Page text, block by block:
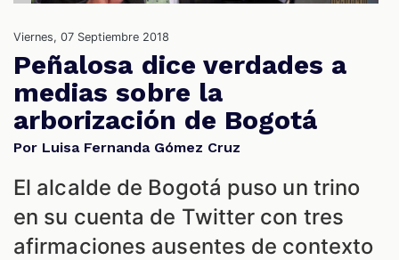
Viernes, 07 Septiembre 2018
Peñalosa dice verdades a
medias sobre la
arborización de Bogotá
Por Luisa Fernanda Gómez Cruz
El alcalde de Bogotá puso un trino
en su cuenta de Twitter con tres
afirmaciones ausentes de contexto